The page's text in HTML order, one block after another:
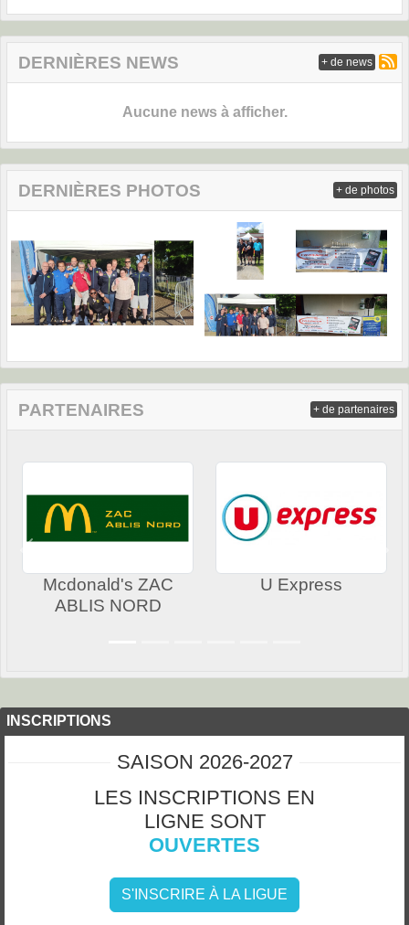
DERNIÈRES NEWS
Aucune news à afficher.
+ de news
DERNIÈRES PHOTOS + de photos
PARTENAIRES
Mcdonald's ZAC
ABLIS NORD
U Express
+ de partenaires
INSCRIPTIONS
SAISON 2026-2027
LES INSCRIPTIONS EN
LIGNE SONT
OUVERTES
S'INSCRIRE À LA LIGUE